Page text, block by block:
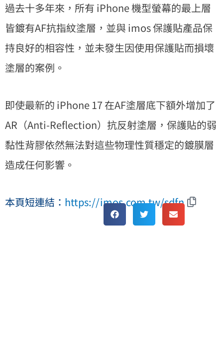
過去十多年來，所有 iPhone 機型螢幕的最上層
皆鍍有AF抗指紋塗層，並與 imos 保護貼產品保
持良好的相容性，並未發生因使用保護貼而損壞
塗層的案例。
即使最新的 iPhone 17 在AF塗層底下額外增加了
AR（Anti-Reflection）抗反射塗層，保護貼的弱
黏性背膠依然無法對這些物理性質穩定的鍍膜層
造成任何影響。
本頁短連結： https://imos.com.tw/sdfn